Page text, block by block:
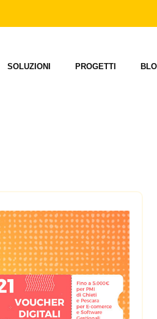
SOLUZIONI PROGETTI